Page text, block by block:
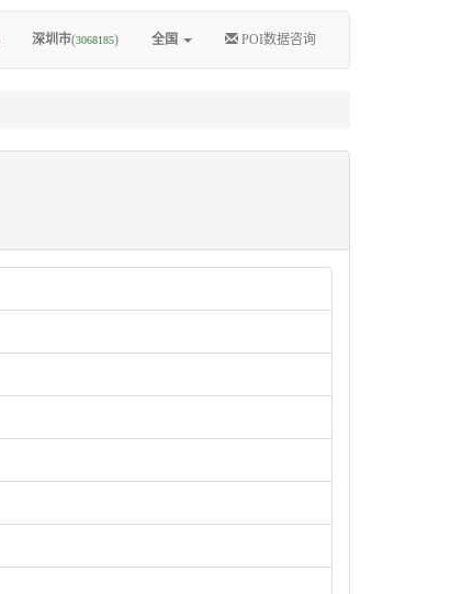
深圳市(3068185) 全国 POI数据咨询